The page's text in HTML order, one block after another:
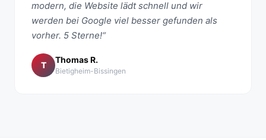
modern, die Website lädt schnell und wir
werden bei Google viel besser gefunden als
vorher. 5 Sterne!“
T
Thomas R.
Bietigheim-Bissingen